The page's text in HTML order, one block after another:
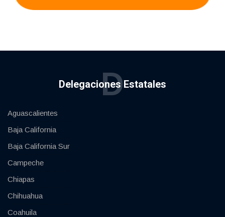
Delegaciones Estatales
D
Aguascalientes
Baja California
Baja California Sur
Campeche
Chiapas
Chihuahua
Coahuila